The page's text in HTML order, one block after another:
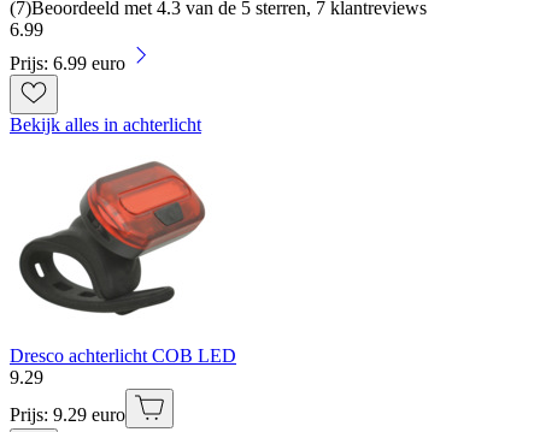
(7)Beoordeeld met 4.3 van de 5 sterren, 7 klantreviews
6.99
Prijs: 6.99 euro
Bekijk alles in achterlicht
Dresco achterlicht COB LED
9.29
Prijs: 9.29 euro